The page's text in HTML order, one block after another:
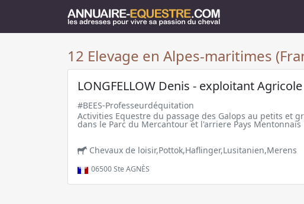
12 Elevage en Alpes-maritimes
LONGFELLOW Denis - exploitant Agricole
#BEES-Professeurdéquitation
Activities Equestre du passage des Galops au petits et
dans le Parc du Mercantour et l'arriere Pays Mentonnais
Chevaux de loisir,Pottok,Haflinger,Lusitanien,Merens
06500Ste AGNÈS